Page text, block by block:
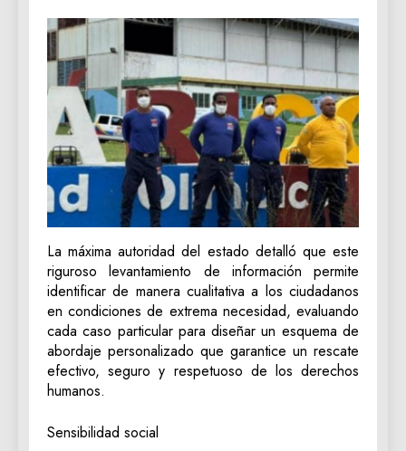
‎La máxima autoridad del estado detalló que este
riguroso levantamiento de información permite
identificar de manera cualitativa a los ciudadanos
en condiciones de extrema necesidad, evaluando
cada caso particular para diseñar un esquema de
abordaje personalizado que garantice un rescate
efectivo, seguro y respetuoso de los derechos
humanos.
Sensibilidad social